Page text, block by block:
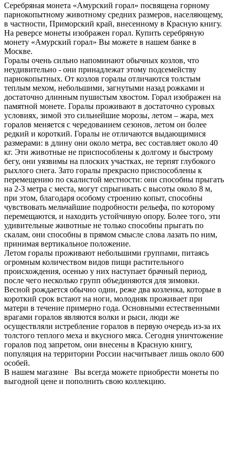
Серебряная монета «Амурский горал» посвящена горному
парнокопытному животному средних размеров, населяющему,
в частности, Приморский край, внесенному в Красную книгу.
На реверсе монеты изображен горал. Купить серебряную
монету «Амурский горал» Вы можете в нашем банке в
Москве.
Горалы очень сильно напоминают обычных козлов, что
неудивительно - они принадлежат этому подсемейству
парнокопытных. От козлов горалы отличаются толстым
теплым мехом, небольшими, загнутыми назад рожками и
достаточно длинным пушистым хвостом. Горал изображен на
памятной монете. Горалы проживают в достаточно суровых
условиях, зимой это сильнейшие морозы, летом – жара, мех
горалов меняется с чередованием сезонов, летом он более
редкий и короткий. Горалы не отличаются выдающимися
размерами: в длину они около метра, вес составляет около 40
кг. Эти животные не приспособлены к долгому и быстрому
бегу, они уязвимы на плоских участках, не терпят глубокого
рыхлого снега. Зато горалы прекрасно приспособлены к
перемещению по скалистой местности: они способны прыгать
на 2-3 метра с места, могут спрыгивать с высоты около 8 м,
при этом, благодаря особому строению копыт, способны
чувствовать мельчайшие подробности рельефа, по которому
перемещаются, и находить устойчивую опору. Более того, эти
удивительные животные не только способны прыгать по
скалам, они способны в прямом смысле слова лазать по ним,
принимая вертикальное положение.
Летом горалы проживают небольшими группами, питаясь
огромным количеством видов пищи растительного
происхождения, осенью у них наступает брачный период,
после чего несколько групп объединяются для зимовки.
Весной рождается обычно один, реже два козленка, которые в
короткий срок встают на ноги, молодняк проживает при
матери в течение примерно года. Основными естественными
врагами горалов являются волки и рыси, люди же
осуществляли истребление горалов в первую очередь из-за их
толстого теплого меха и вкусного мяса. Сегодня уничтожение
горалов под запретом, они внесены в Красную книгу,
популяция на территории России насчитывает лишь около 600
особей.
В нашем магазине Вы всегда можете приобрести монеты по
выгодной цене и пополнить свою коллекцию.